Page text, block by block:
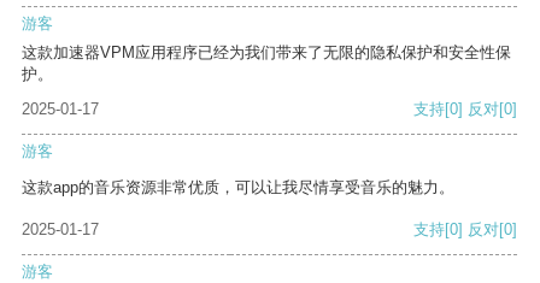
游客
这款加速器VPM应用程序已经为我们带来了无限的隐私保护和安全性保
护。
2025-01-17
支持[0] 反对[0]
游客
这款app的音乐资源非常优质，可以让我尽情享受音乐的魅力。
2025-01-17 支持[0] 反对[0]
游客